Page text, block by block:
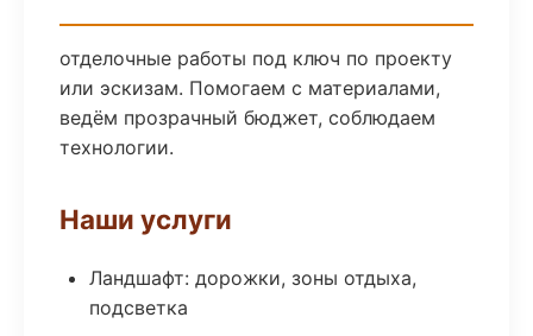
отделочные работы под ключ по проекту
или эскизам. Помогаем с материалами,
ведём прозрачный бюджет, соблюдаем
технологии.
Наши услуги
Ландшафт: дорожки, зоны отдыха,
подсветка